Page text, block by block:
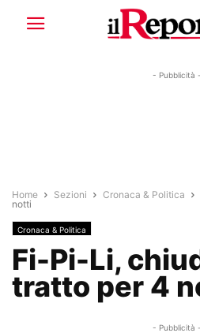
- Pubblicità -
Home Sezioni Cronaca & Politica
notti
Cronaca & Politica
Fi-Pi-Li,
tratto per 4
- Pubblicità -